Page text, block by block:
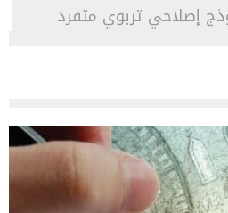
إصلاحي تربوي متفرد